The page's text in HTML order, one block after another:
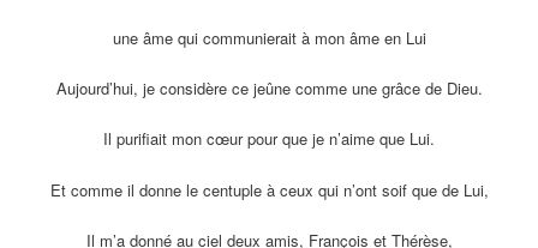
une âme qui communierait à mon âme en Lui
Aujourd’hui, je considère ce jeûne comme une grâce de Dieu.
Il purifiait mon cœur pour que je n’aime que Lui.
Et comme il donne le centuple à ceux qui n’ont soif que de Lui,
Il m’a donné au ciel deux amis, François et Thérèse,